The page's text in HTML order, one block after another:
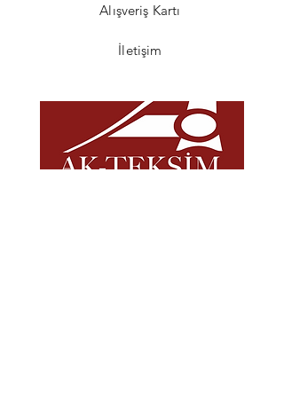
Alışveriş Kartı
İletişim